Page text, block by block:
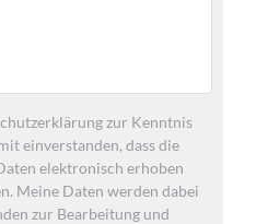
zur Kenntnis
einverstanden, dass die
elektronisch erhoben
Meine Daten werden dabei
zur Bearbeitung und